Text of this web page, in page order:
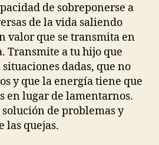
de sobreponerse a
de la vida saliendo
valor que se transmita en
Transmite a tu hijo que
dadas, que no
y que la energía tiene que
en lugar de lamentarnos.
de problemas y
las quejas.